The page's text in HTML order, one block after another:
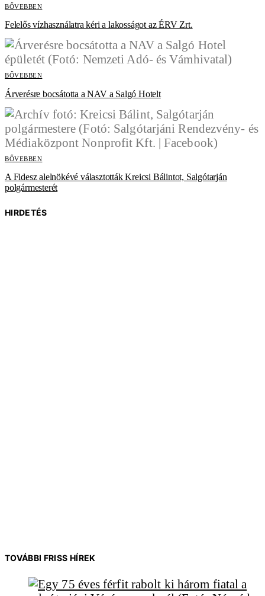
BŐVEBBEN
Felelős vízhasználatra kéri a lakosságot az ÉRV Zrt.
BŐVEBBEN
Árverésre bocsátotta a NAV a Salgó Hotelt
BŐVEBBEN
A Fidesz alelnökévé választották Kreicsi Bálintot, Salgótarján
polgármesterét
HIRDETÉS
TOVÁBBI FRISS HÍREK